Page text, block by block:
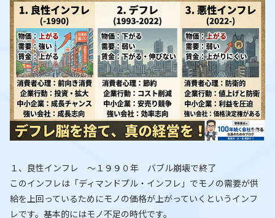
１、良性インフレ ～１９９０年 バブル崩壊で終了
このインフレは「ディマンドプル・インフレ」でモノの需要が供
給を上回っているためにモノの価格が上がっていくというインフ
レです。基本的にはモノ不足の時代です。